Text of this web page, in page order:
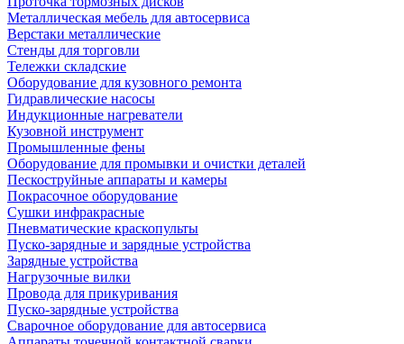
Металлическая мебель для автосервиса
Верстаки металлические
Стенды для торговли
Тележки складские
Оборудование для кузовного ремонта
Гидравлические насосы
Индукционные нагреватели
Кузовной инструмент
Промышленные фены
Оборудование для промывки и очистки деталей
Пескоструйные аппараты и камеры
Покрасочное оборудование
Сушки инфракрасные
Пневматические краскопульты
Пуско-зарядные и зарядные устройства
Зарядные устройства
Нагрузочные вилки
Провода для прикуривания
Пуско-зарядные устройства
Сварочное оборудование для автосервиса